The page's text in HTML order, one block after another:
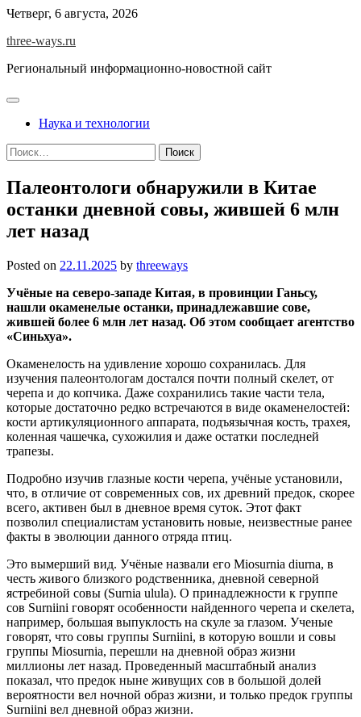
Skip
content
Четверг, 6 августа, 2026
three-ways.ru
Региональный информационно-новостной сайт
Наука и технологии
Найти:
Палеонтологи обнаружили в Китае
останки дневной совы, жившей 6 млн
лет назад
Posted on 22.11.2025 by threeways
Учёные на северо-западе Китая, в провинции Ганьсу,
нашли окаменелые останки, принадлежавшие сове,
жившей более 6 млн лет назад. Об этом сообщает агентство
«Синьхуа».
Окаменелость на удивление хорошо сохранилась. Для
изучения палеонтологам достался почти полный скелет, от
черепа и до копчика. Даже сохранились такие части тела,
которые достаточно редко встречаются в виде окаменелостей:
кости артикуляционного аппарата, подъязычная кость, трахея,
коленная чашечка, сухожилия и даже остатки последней
трапезы.
Подробно изучив глазные кости черепа, учёные установили,
что, в отличие от современных сов, их древний предок, скорее
всего, активен был в дневное время суток. Этот факт
позволил специалистам установить новые, неизвестные ранее
факты в эволюции данного отряда птиц.
Это вымерший вид. Учёные назвали его Miosurnia diurna, в
честь живого близкого родственника, дневной северной
ястребиной совы (Surnia ulula). О принадлежности к группе
сов Surniini говорят особенности найденного черепа и скелета,
например, большая выпуклость на скуле за глазом. Ученые
говорят, что совы группы Surniini, в которую вошли и совы
группы Miosurnia, перешли на дневной образ жизни
миллионы лет назад. Проведенный масштабный анализ
показал, что предок ныне живущих сов в большой долей
вероятности вел ночной образ жизни, и только предок группы
Surniini вел дневной образ жизни.